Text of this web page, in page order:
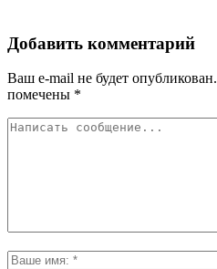
Добавить комментарий
Ваш e-mail не будет опубликован.
помечены *